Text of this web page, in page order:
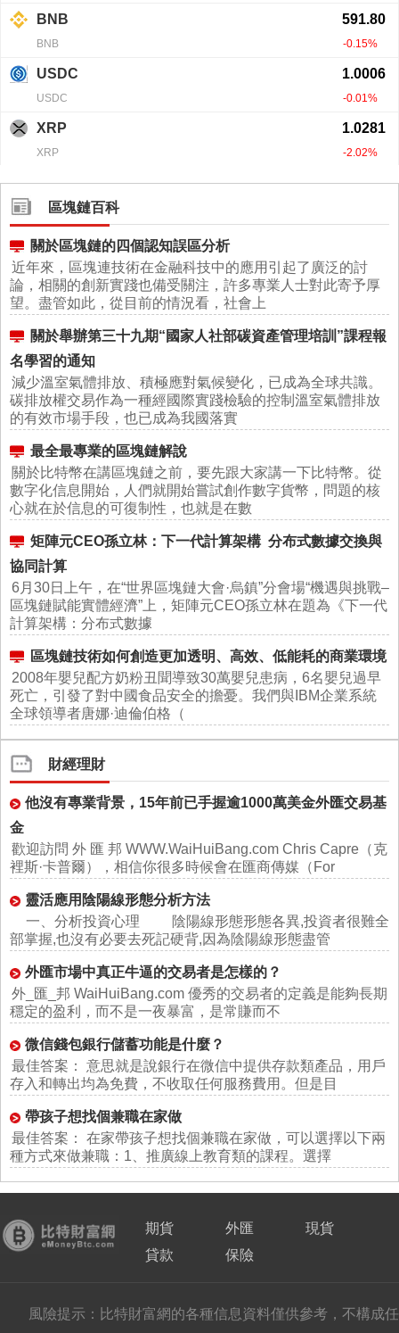
區塊鏈百科
關於區塊鏈的四個認知誤區分析
近年來，區塊連技術在金融科技中的應用引起了廣泛的討
論，相關的創新實踐也備受關注，許多專業人士對此寄予厚
望。盡管如此，從目前的情況看，社會上
關於舉辦第三十九期“國家人社部碳資產管理培訓”課程報
名學習的通知
減少溫室氣體排放、積極應對氣候變化，已成為全球共識。
碳排放權交易作為一種經國際實踐檢驗的控制溫室氣體排放
的有效市場手段，也已成為我國落實
最全最專業的區塊鏈解說
關於比特幣在講區塊鏈之前，要先跟大家講一下比特幣。從
數字化信息開始，人們就開始嘗試創作數字貨幣，問題的核
心就在於信息的可復制性，也就是在數
矩陣元CEO孫立林：下一代計算架構 分布式數據交換與
協同計算
6月30日上午，在“世界區塊鏈大會·烏鎮”分會場“機遇與挑戰–
區塊鏈賦能實體經濟”上，矩陣元CEO孫立林在題為《下一代
計算架構：分布式數據
區塊鏈技術如何創造更加透明、高效、低能耗的商業環境
2008年嬰兒配方奶粉丑聞導致30萬嬰兒患病，6名嬰兒過早
死亡，引發了對中國食品安全的擔憂。我們與IBM企業系統
全球領導者唐娜·迪倫伯格（
財經理財
他沒有專業背景，15年前已手握逾1000萬美金外匯交易基
金
歡迎訪問 外 匯 邦 WWW.WaiHuiBang.com Chris Capre（克
裡斯·卡普爾），相信你很多時候會在匯商傳媒（For
靈活應用陰陽線形態分析方法
一、分析投資心理 陰陽線形態形態各異,投資者很難全
部掌握,也沒有必要去死記硬背,因為陰陽線形態盡管
外匯市場中真正牛逼的交易者是怎樣的？
外_匯_邦 WaiHuiBang.com 優秀的交易者的定義是能夠長期
穩定的盈利，而不是一夜暴富，是常賺而不
微信錢包銀行儲蓄功能是什麼？
最佳答案： 意思就是說銀行在微信中提供存款類產品，用戶
存入和轉出均為免費，不收取任何服務費用。但是目
帶孩子想找個兼職在家做
最佳答案： 在家帶孩子想找個兼職在家做，可以選擇以下兩
種方式來做兼職：1、推廣線上教育類的課程。選擇
期貨 外匯
現貨
貸款
保險
風險提示：比特財富網的各種信息資料僅供參考，不構成任